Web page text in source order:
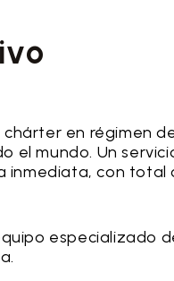
en régimen
el mundo. Un
con total
especializado